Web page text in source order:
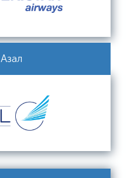
Азал